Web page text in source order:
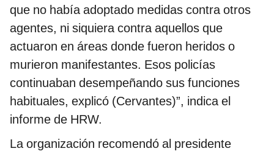
que no había adoptado medidas contra otros
agentes, ni siquiera contra aquellos que
actuaron en áreas donde fueron heridos o
murieron manifestantes. Esos policías
continuaban desempeñando sus funciones
habituales, explicó (Cervantes)”, indica el
informe de HRW.
La organización recomendó al presidente